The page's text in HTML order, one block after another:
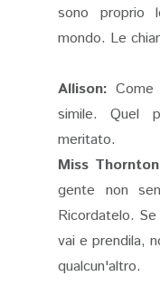
sono proprio
mondo. Le
Allison:
simile. Quel
meritato.
Miss
gente non
Ricordatelo.
vai e prendila,
qualcun'altro.